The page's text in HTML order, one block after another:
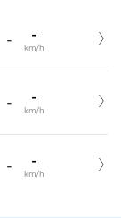
- -
km/h
- -
km/h
- -
km/h